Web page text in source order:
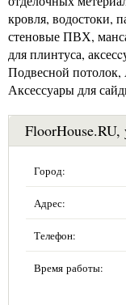
кровля, водостоки,
стеновые ПВХ,
для плинтуса,
Подвесной
Аксессуары для
Город:
Адрес:
Телефон:
Время работы: